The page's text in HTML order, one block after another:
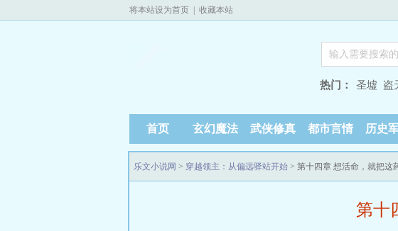
将本站设为首页 收藏本站
热门： 圣墟 盗
首页 玄幻魔法 武侠修真 都市言情 历史
乐文小说网 > 穿越领主：从偏远驿站开始 > 第十四章 想活命，就把这
第十